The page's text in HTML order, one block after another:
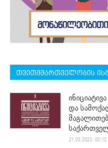
თვითმმართველობის
და
21.03.2023. 00:12